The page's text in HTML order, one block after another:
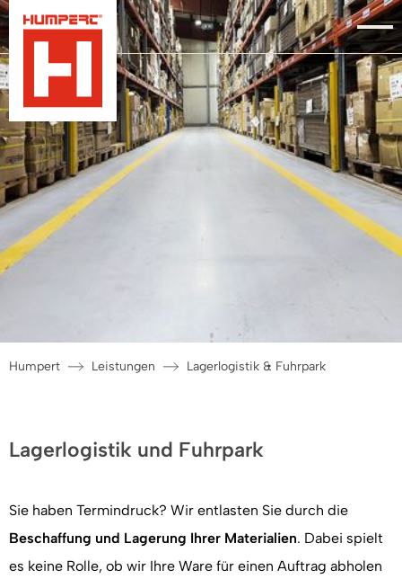
Humpert Leistungen Lagerlogistik & Fuhrpark
Lagerlogistik und Fuhrpark
Sie haben Termindruck? Wir entlasten Sie durch die
Beschaffung und Lagerung Ihrer Materialien. Dabei spielt
es keine Rolle, ob wir Ihre Ware für einen Auftrag abholen